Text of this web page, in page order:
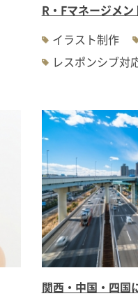
R・Fマネージメ
イラスト制作
レスポンシブ対
関西・中国・四国